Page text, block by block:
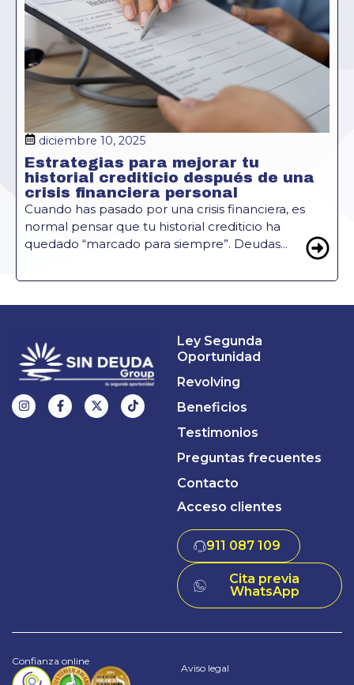
diciembre 10, 2025
Estrategias para mejorar tu
historial crediticio después de una
crisis financiera personal
Cuando has pasado por una crisis financiera, es
normal pensar que tu historial crediticio ha
quedado “marcado para siempre”. Deudas...
Ley Segunda
Oportunidad
Revolving
Beneficios
Testimonios
Preguntas frecuentes
Contacto
Acceso clientes
911 087 109
Cita previa
WhatsApp
Confianza online
Aviso legal